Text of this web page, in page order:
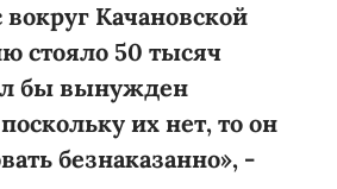
Качановской
стояло 50 тысяч
бы вынужден
их нет, то он
безнаказанно», -